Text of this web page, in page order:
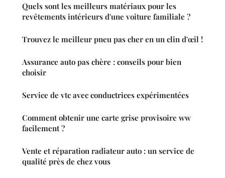
Quels sont les meilleurs matériaux pour les
revêtements intérieurs d'une voiture familiale ?
Trouvez le meilleur pneu pas cher en un clin d'œil !
Assurance auto pas chère : conseils pour bien
choisir
Service de vtc avec conductrices expérimentées
Comment obtenir une carte grise provisoire ww
facilement ?
Vente et réparation radiateur auto : un service de
qualité près de chez vous